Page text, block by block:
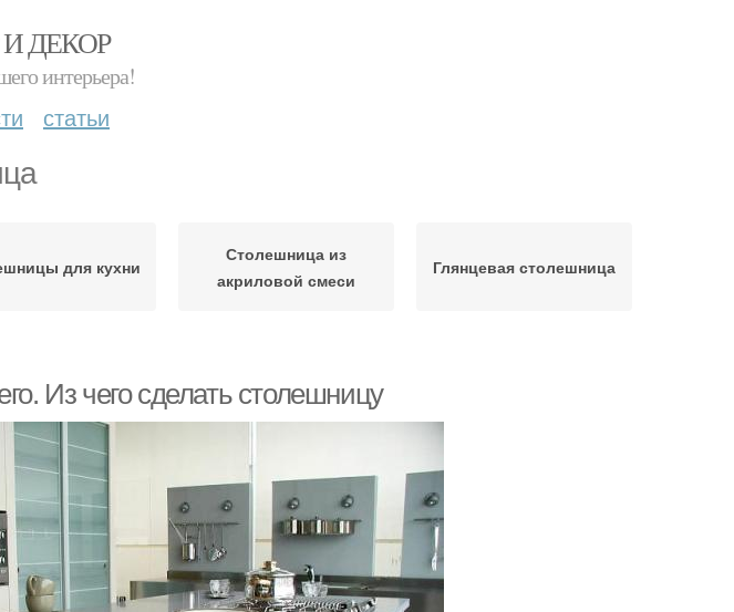
ДЕКОР
интерьера!
статьи
для кухни
Столешница из
акриловой смеси
Глянцевая столешница
Из чего сделать столешницу